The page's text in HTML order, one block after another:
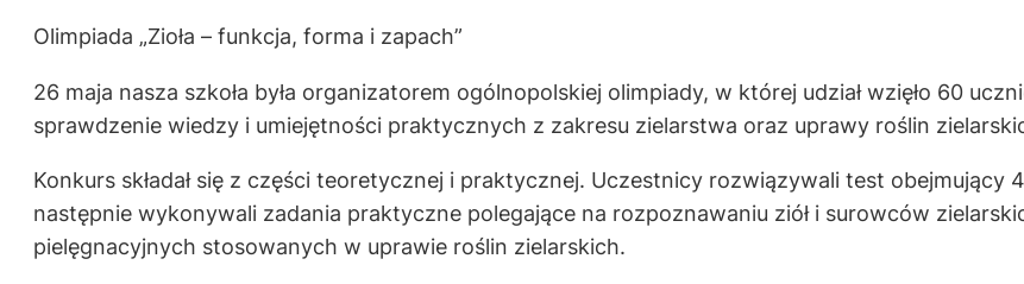
Olimpiada „Zioła – funkcja, forma i zapach”
26 maja nasza szkoła była organizatorem ogólnopolskiej olimpiady, w której udział wzięło 60
sprawdzenie wiedzy i umiejętności praktycznych z zakresu zielarstwa oraz uprawy roślin
Konkurs składał się z części teoretycznej i praktycznej. Uczestnicy rozwiązywali test
następnie wykonywali zadania praktyczne polegające na rozpoznawaniu ziół i surowców
pielęgnacyjnych stosowanych w uprawie roślin zielarskich.